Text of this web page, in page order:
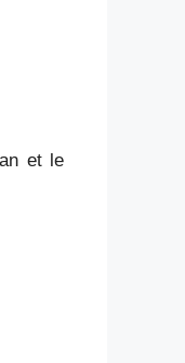
et le